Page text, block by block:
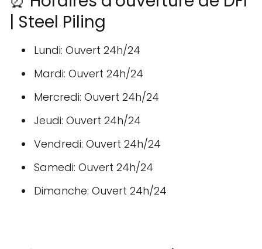
| Steel Piling
Lundi: Ouvert 24h/24
Mardi: Ouvert 24h/24
Mercredi: Ouvert 24h/24
Jeudi: Ouvert 24h/24
Vendredi: Ouvert 24h/24
Samedi: Ouvert 24h/24
Dimanche: Ouvert 24h/24